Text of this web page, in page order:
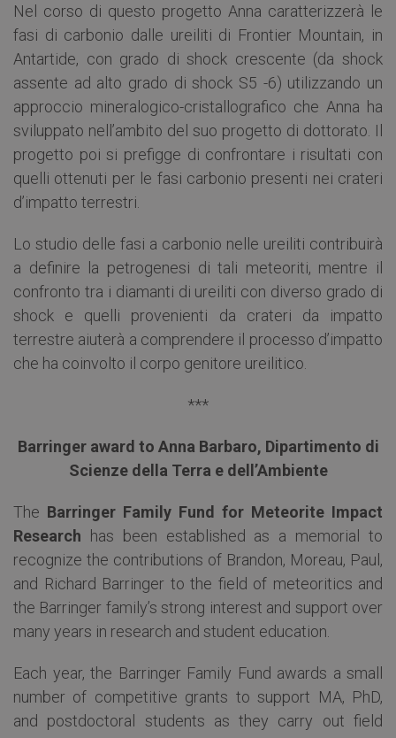
Nel corso di questo progetto Anna caratterizzerà le
fasi di carbonio dalle ureiliti di Frontier Mountain, in
Antartide, con grado di shock crescente (da shock
assente ad alto grado di shock S5 -6) utilizzando un
approccio mineralogico-cristallografico che Anna ha
sviluppato nell’ambito del suo progetto di dottorato. Il
progetto poi si prefigge di confrontare i risultati con
quelli ottenuti per le fasi carbonio presenti nei crateri
d’impatto terrestri.
Lo studio delle fasi a carbonio nelle ureiliti contribuirà
a definire la petrogenesi di tali meteoriti, mentre il
confronto tra i diamanti di ureiliti con diverso grado di
shock e quelli provenienti da crateri da impatto
terrestre aiuterà a comprendere il processo d’impatto
che ha coinvolto il corpo genitore ureilitico.
***
Barringer award to Anna Barbaro, Dipartimento di
Scienze della Terra e dell’Ambiente
The Barringer Family Fund for Meteorite Impact
Research has been established as a memorial to
recognize the contributions of Brandon, Moreau, Paul,
and Richard Barringer to the field of meteoritics and
the Barringer family’s strong interest and support over
many years in research and student education.
Each year, the Barringer Family Fund awards a small
number of competitive grants to support MA, PhD,
and postdoctoral students as they carry out field